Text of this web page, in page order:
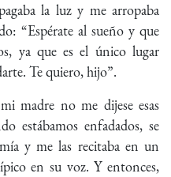
la luz y me arropaba
“Espérate al sueño y que
ya que es el único lugar
Te quiero, hijo”.
madre no me dijese esas
estábamos enfadados, se
y me las recitaba en un
en su voz. Y entonces,